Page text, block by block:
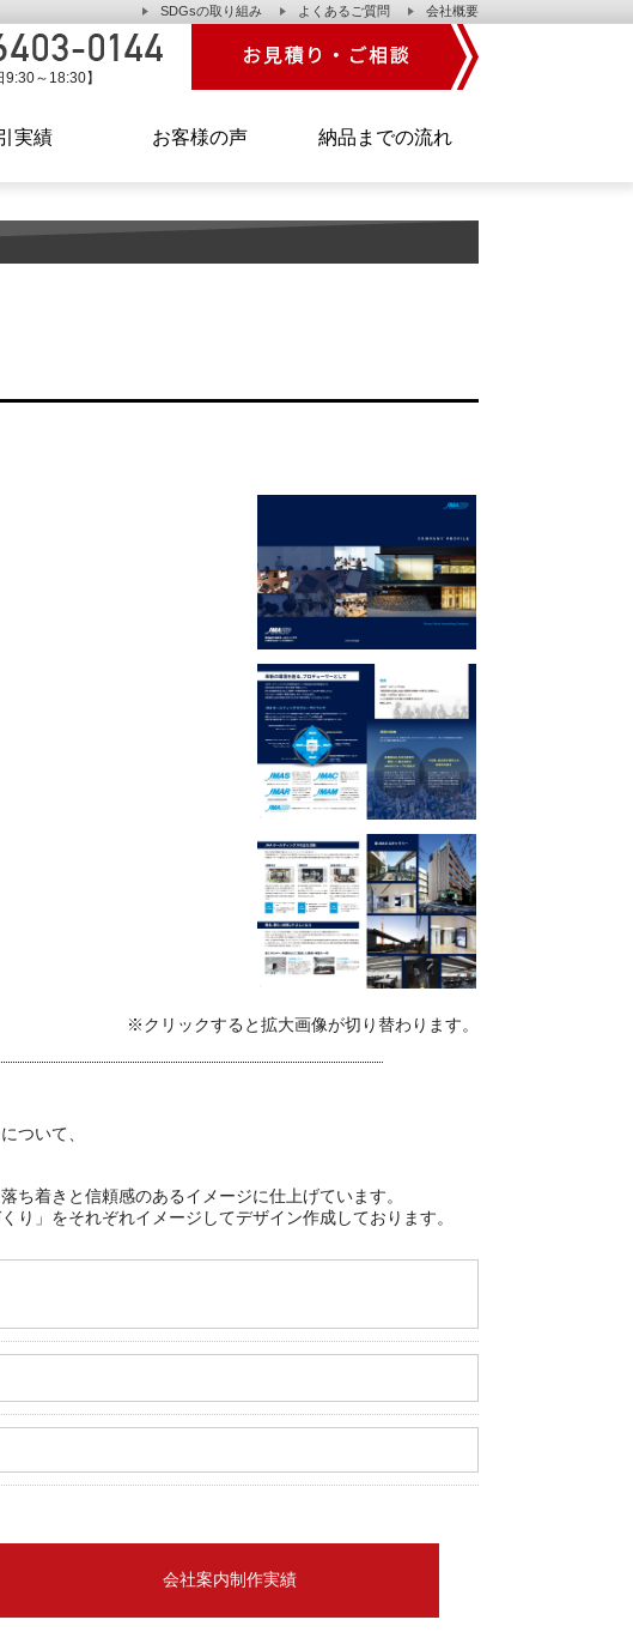
SDGsの取り組み よくあるご質問 会社概要
9:30～18:30】
実績 お客様の声 納品までの流れ
※クリックすると拡大画像が切り替わります。
ついて、
着きと信頼感のあるイメージに仕上げています。
」をそれぞれイメージしてデザイン作成しております。
会社案内制作実績